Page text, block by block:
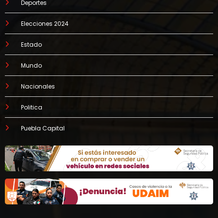
Deportes
Elecciones 2024
Estado
Mundo
Nacionales
Politica
Puebla Capital